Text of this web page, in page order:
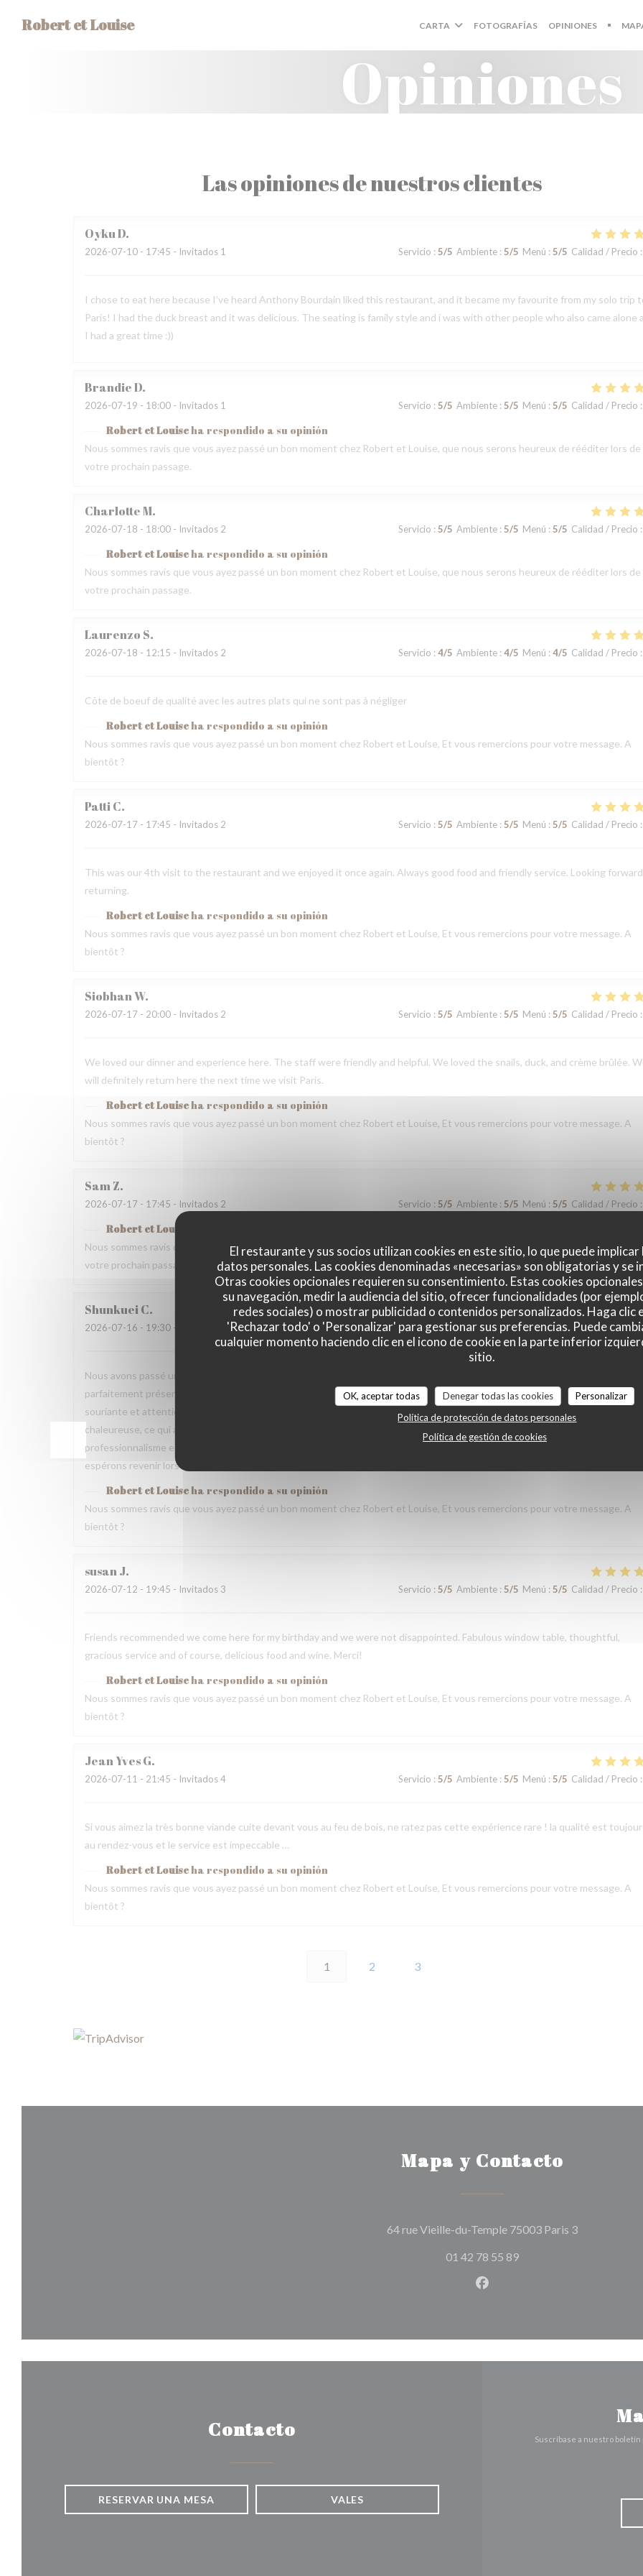
El restaurante y sus socios utilizan cookies en este sitio, lo que puede
datos personales. Las cookies denominadas «necesarias» son obligatorias y se
Otras cookies opcionales requieren su consentimiento. Estas cookies
su navegación, medir la audiencia del sitio, ofrecer funcionalidades (por
redes sociales) o mostrar publicidad o contenidos personalizados. Haga clic
'Rechazar todo' o 'Personalizar' para gestionar sus preferencias. Puede
cualquier momento haciendo clic en el icono de cookie en la parte inferior
sitio.
OK, aceptar todas Denegar todas las cookies
Personalizar
Política de protección de datos personales
Política de gestión de cookies
Robert et Louise CARTA FOTOGRAFÍAS OPINIONES
Opiniones
Las opiniones de nuestros clientes
OykuD
2026-07-10 - 17:45 - Invitados 1 Servicio : 5/5 Ambiente: 5/5 Menú : 5/5 Calidad / Precio :
I chose to eat here because I’ve heard Anthony Bourdain liked this restaurant, and it became my favourite from my solo trip
Paris! I had the duck breast and it was delicious. The seating is family style and i was with other people who also came alone
I had a great time :))
BrandieD
2026-07-19 - 18:00 - Invitados 1 Servicio : 5/5 Ambiente: 5/5 Menú : 5/5 Calidad / Precio :
Robert et Louiseha respondido a su opinión
Nous sommes ravis que vous ayez passé un bon moment chez Robert et Louise, que nous serons heureux de rééditer lors de
votre prochain passage.
CharlotteM
2026-07-18 - 18:00 - Invitados 2 Servicio : 5/5 Ambiente: 5/5 Menú : 5/5 Calidad / Precio :
Robert et Louiseha respondido a su opinión
Nous sommes ravis que vous ayez passé un bon moment chez Robert et Louise, que nous serons heureux de rééditer lors de
votre prochain passage.
Laurenzo S
2026-07-18 - 12:15 - Invitados 2 Servicio : 4/5 Ambiente: 4/5 Menú : 4/5 Calidad / Precio :
Côte de boeuf de qualité avec les autres plats qui ne sont pas à négliger
Robert et Louiseha respondido a su opinión
Nous sommes ravis que vous ayez passé un bon moment chez Robert et Louise, Et vous remercions pour votre message. A
bientôt ?
PattiC
2026-07-17 - 17:45 - Invitados 2 Servicio : 5/5 Ambiente: 5/5 Menú : 5/5 Calidad / Precio :
This was our 4th visit to the restaurant and we enjoyed it once again. Always good food and friendly service. Looking
returning.
Robert et Louiseha respondido a su opinión
Nous sommes ravis que vous ayez passé un bon moment chez Robert et Louise, Et vous remercions pour votre message. A
bientôt ?
SiobhanW
2026-07-17 - 20:00 - Invitados 2 Servicio : 5/5 Ambiente: 5/5 Menú : 5/5 Calidad / Precio :
We loved our dinner and experience here. The staff were friendly and helpful. We loved the snails, duck, and crème brûlée.
will definitely return here the next time we visit Paris.
Robert et Louiseha respondido a su opinión
Nous sommes ravis que vous ayez passé un bon moment chez Robert et Louise, Et vous remercions pour votre message. A
bientôt ?
SamZ
2026-07-17 - 17:45 - Invitados 2 Servicio : 5/5 Ambiente: 5/5 Menú : 5/5 Calidad / Precio :
Robert et Louise
Nous sommes ravis que vous ayez passé un bon moment chez Robert et Louise, que nous serons heureux de rééditer lors de
votre prochain passage.
ShunkueiC
2026-07-16 - 19:30 - Invitados 2 Servicio:5/5 Ambiente :5/5 Menú:5/5 Calidad / Precio:
Nous avons passé une excellente soirée dans votre restaurant lors de notre voyage à Paris. Les plats étaient délicieux,
parfaitement présentés et pleins de saveurs. Tout ce que nous avons commandé était excellent. L’équipe a été très
souriante et attentionnée tout au long du repas. Nous nous sommes sentis très bien accueillis. L’ambiance était agréable et
chaleureuse, ce qui a rendu cette expérience encore plus mémorable. Un grand merci à toute l’équipe pour votre
professionnalisme et votre gentillesse. Nous recommandons vivement votre restaurant à tous ceux qui visitent Paris et nous
espérons revenir lors d’un prochain voyage.
Robert et Louise ha respondido a su opinión
Nous sommes ravis que vous ayez passé un bon moment chez Robert et Louise, Et vous remercions pour votre message. A
bientôt ?
susanJ
2026-07-12 - 19:45 - Invitados 3 Servicio : 5/5 Ambiente: 5/5 Menú : 5/5 Calidad / Precio :
Friends recommended we come here for my birthday and we were not disappointed. Fabulous window table, thoughtful,
gracious service and of course, delicious food and wine. Merci!
Robert et Louiseha respondido a su opinión
Nous sommes ravis que vous ayez passé un bon moment chez Robert et Louise, Et vous remercions pour votre message. A
bientôt ?
Jean YvesG
2026-07-11 - 21:45 - Invitados 4 Servicio : 5/5 Ambiente: 5/5 Menú : 5/5 Calidad / Precio :
Si vous aimez la très bonne viande cuite devant vous au feu de bois, ne ratez pas cette expérience rare ! la qualité est
au rendez-vous et le service est impeccable …
Robert et Louiseha respondido a su opinión
Nous sommes ravis que vous ayez passé un bon moment chez Robert et Louise, Et vous remercions pour votre message. A
bientôt ?
1 2 3
Mapa y Contacto
64 rue Vieille-du-Temple 75003 Paris 3((abre en una
01 42 78 55 89
Facebook ((abre en una
Contacto
RESERVAR UNA MESA VALES
Suscríbase a nuestro